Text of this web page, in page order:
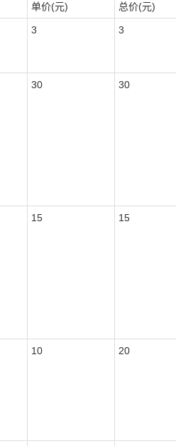
单价(元) 总价(元)
3 3
30 30
15 15
10 20